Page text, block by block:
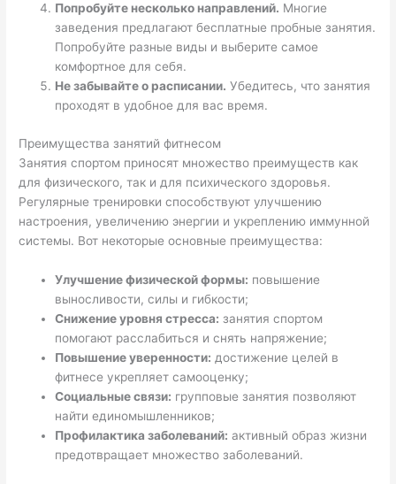
Попробуйте несколько направлений. Многие
заведения предлагают бесплатные пробные занятия.
Попробуйте разные виды и выберите самое
комфортное для себя.
Не забывайте о расписании. Убедитесь, что занятия
проходят в удобное для вас время.
Преимущества занятий фитнесом
Занятия спортом приносят множество преимуществ как
для физического, так и для психического здоровья.
Регулярные тренировки способствуют улучшению
настроения, увеличению энергии и укреплению иммунной
системы. Вот некоторые основные преимущества:
Улучшение физической формы: повышение
выносливости, силы и гибкости;
Снижение уровня стресса: занятия спортом
помогают расслабиться и снять напряжение;
Повышение уверенности: достижение целей в
фитнесе укрепляет самооценку;
Социальные связи: групповые занятия позволяют
найти единомышленников;
Профилактика заболеваний: активный образ жизни
предотвращает множество заболеваний.